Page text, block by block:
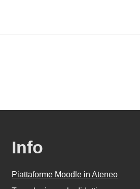
Info
Piattaforme Moodle in Ateneo